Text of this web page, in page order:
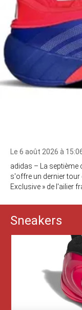
Le 6 août 2026 à
adidas – La septième
s'offre un dernier tour
Exclusive » de l'ailier
Sneakers